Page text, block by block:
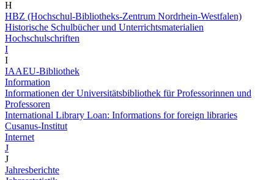
H
HBZ (Hochschul-Bibliotheks-Zentrum Nordrhein-Westfalen)
Historische Schulbücher und Unterrichtsmaterialien
Hochschulschriften
I
I
IAAEU-Bibliothek
Information
Informationen der Universitätsbibliothek für Professorinnen und
Professoren
International Library Loan: Informations for foreign libraries
Cusanus-Institut
Internet
J
J
Jahresberichte